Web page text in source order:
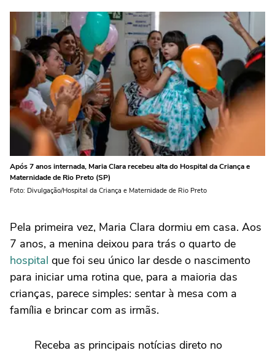
Após 7 anos internada, Maria Clara recebeu alta do Hospital da Criança e
Maternidade de Rio Preto (SP)
Foto: Divulgação/Hospital da Criança e Maternidade de Rio Preto
Pela primeira vez, Maria Clara dormiu em casa. Aos
7 anos, a menina deixou para trás o quarto de
hospital que foi seu único lar desde o nascimento
para iniciar uma rotina que, para a maioria das
crianças, parece simples: sentar à mesa com a
família e brincar com as irmãs.
Receba as principais notícias direto no